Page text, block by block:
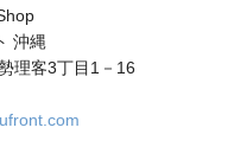
沖縄
理客3丁目1－16